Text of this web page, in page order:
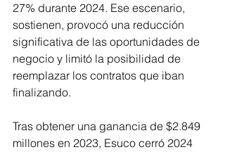
27% durante 2024. Ese escenario,
sostienen, provocó una reducción
significativa de las oportunidades de
negocio y limitó la posibilidad de
reemplazar los contratos que iban
finalizando.
Tras obtener una ganancia de $2.849
millones en 2023, Esuco cerró 2024